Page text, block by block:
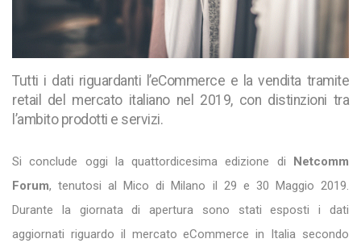
Tutti i dati riguardanti l’eCommerce e la vendita tramite
retail del mercato italiano nel 2019, con distinzioni tra
l’ambito prodotti e servizi.
Si conclude oggi la quattordicesima edizione di Netcomm
Forum, tenutosi al Mico di Milano il 29 e 30 Maggio 2019.
Durante la giornata di apertura sono stati esposti i dati
aggiornati riguardo il mercato eCommerce in Italia secondo